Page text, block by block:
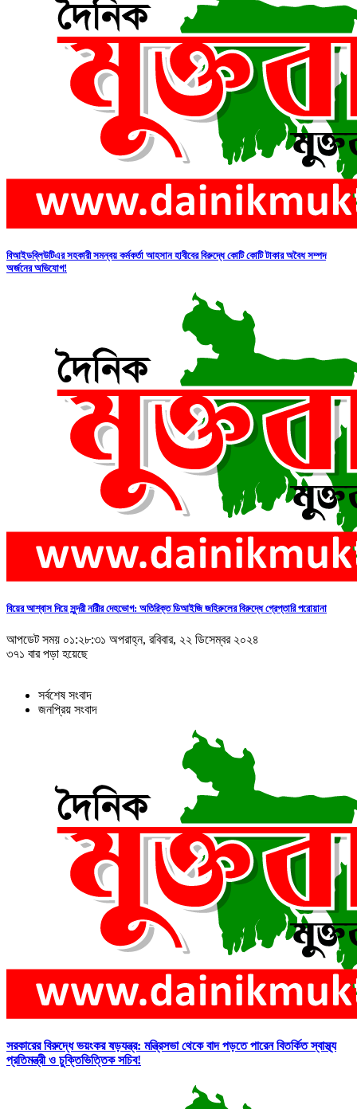
বিআইডব্লিউটিএর সহকারী সমন্বয় কর্মকর্তা আহসান হাবীবের বিরুদ্ধে কোটি কোটি টাকার অবৈধ সম্পদ
অর্জনের অভিযোগ!
বিয়ের আশ্বাস দিয়ে সুন্দরী নরিীর দেহভোগ: অতিরিক্ত ডিআইজি জহিরুলের বিরুদ্ধে গ্রেপ্তারি পরোয়ানা
আপডেট সময় ০১:২৮:৩১ অপরাহ্ন, রবিবার, ২২ ডিসেম্বর ২০২৪
৩৭১ বার পড়া হয়েছে
সর্বশেষ সংবাদ
জনপ্রিয় সংবাদ
সরকারের বিরুদ্ধে ভয়ংকর ষড়যন্ত্র: মন্ত্রিসভা থেকে বাদ পড়তে পারেন বিতর্কিত স্বাস্থ্য
প্রতিমন্ত্রী ও চুক্তিভিত্তিক সচিব!